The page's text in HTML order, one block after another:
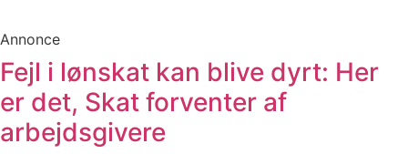
Annonce
Fejl i lønskat kan blive dyrt: Her
er det, Skat forventer af
arbejdsgivere